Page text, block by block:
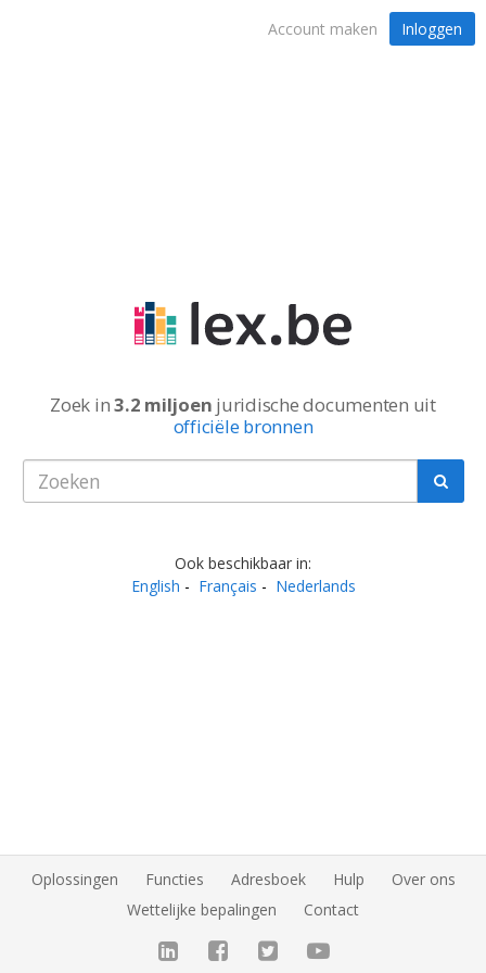
Account maken Inloggen
Zoek in3.2 miljoen juridische documenten uit
officiële bronnen
Ook beschikbaar in:
English
Français Nederlands
Oplossingen Functies Adresboek Hulp
Over ons
Wettelijke bepalingen
Contact